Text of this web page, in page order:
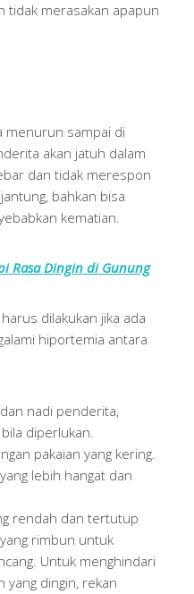
tidak merasakan apapun
menurun sampai di
akan jatuh dalam
dan tidak merespon
bahkan bisa
kematian.
Rasa Dingin di Gunung
dilakukan jika ada
hiportemia antara
nadi penderita,
diperlukan.
pakaian yang kering.
lebih hangat dan
rendah dan tertutup
rimbun untuk
Untuk menghindari
yang dingin, rekan